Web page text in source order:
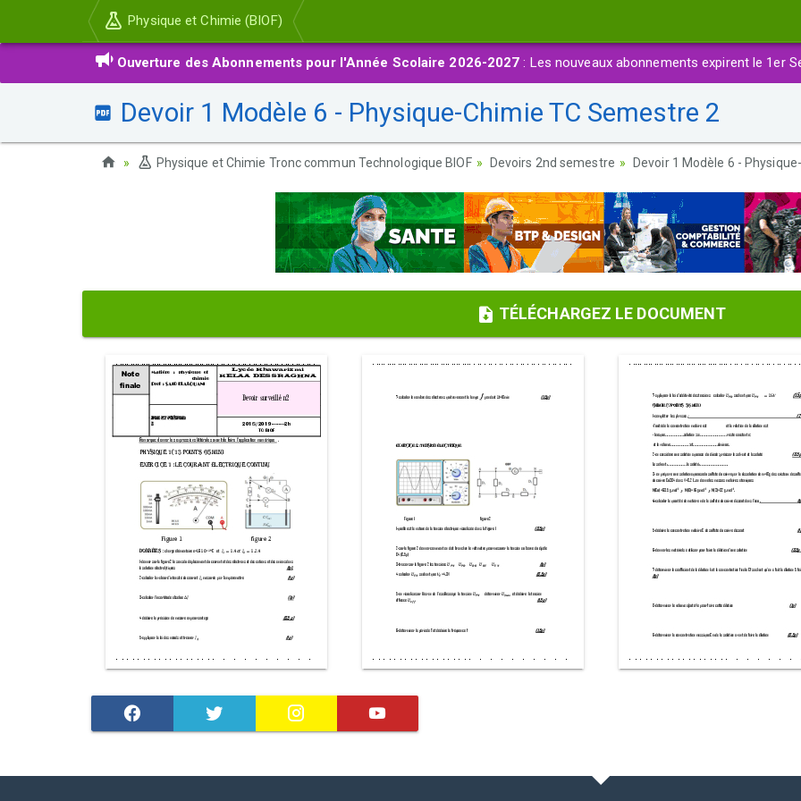
Physique et Chimie (BIOF)
Ouverture des Abonnements pour l'Année Scolaire 2026-2027 : Les nouveaux abonnements expirent le 1er
Devoir 1 Modèle 6 - Physique-Chimie TC Semestre 2
Physique et Chimie Tronc commun Technologique BIOF Devoirs 2nd semestre Devoir 1 Modèle 6 -
TÉLÉCHARGEZ LE DOCUMENT